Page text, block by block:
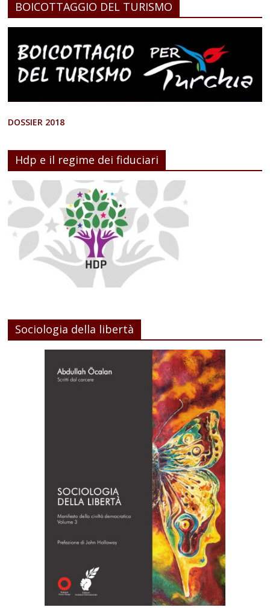
BOICOTTAGGIO DEL TURISMO
DOSSIER 2018
Hdp e il regime dei fiduciari
Sociologia della libertà